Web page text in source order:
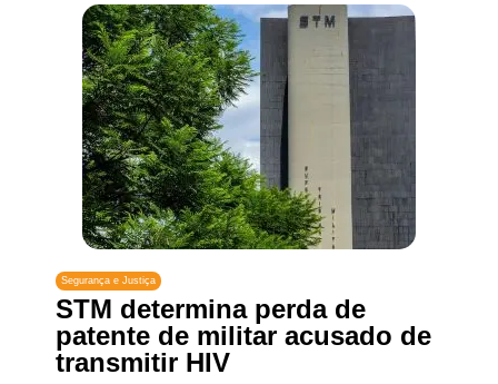
Segurança e Justiça
STM determina perda de
patente de militar acusado de
transmitir HIV